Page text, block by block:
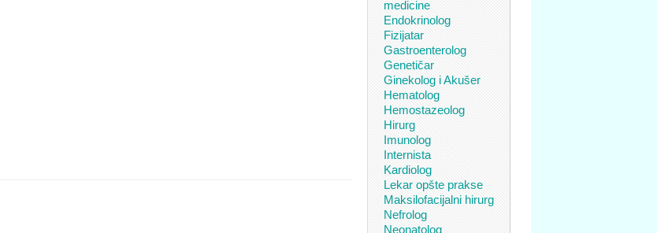
medicine
Endokrinolog
Fizijatar
Gastroenterolog
Genetičar
Ginekolog i Akušer
Hematolog
Hemostazeolog
Hirurg
Imunolog
Internista
Kardiolog
Lekar opšte prakse
Maksilofacijalni hirurg
Nefrolog
Neonatolog